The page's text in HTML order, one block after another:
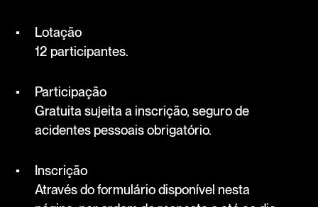
Lotação
12 participantes.
Participação
Gratuita sujeita a inscrição, seguro de
acidentes pessoais obrigatório.
Inscrição
Através do formulário disponível nesta